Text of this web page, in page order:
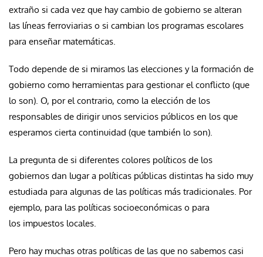
extraño si cada vez que hay cambio de gobierno se alteran
las líneas ferroviarias o si cambian los programas escolares
para enseñar matemáticas.
Todo depende de si miramos las elecciones y la formación de
gobierno como herramientas para gestionar el conflicto (que
lo son). O, por el contrario, como la elección de los
responsables de dirigir unos servicios públicos en los que
esperamos cierta continuidad (que también lo son).
La pregunta de si diferentes colores políticos de los
gobiernos dan lugar a políticas públicas distintas ha sido muy
estudiada para algunas de las políticas más tradicionales. Por
ejemplo, para las políticas socioeconómicas o para
los impuestos locales.
Pero hay muchas otras políticas de las que no sabemos casi